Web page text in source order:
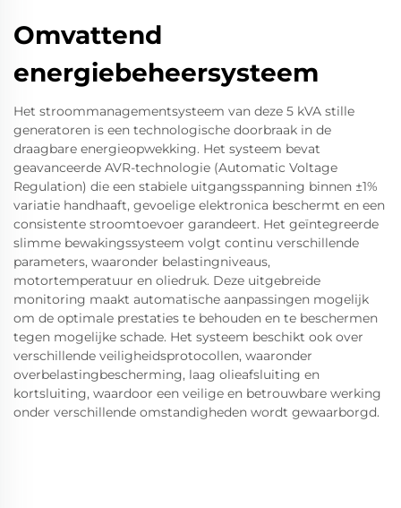
Omvattend
energiebeheersysteem
Het stroommanagementsysteem van deze 5 kVA stille
generatoren is een technologische doorbraak in de
draagbare energieopwekking. Het systeem bevat
geavanceerde AVR-technologie (Automatic Voltage
Regulation) die een stabiele uitgangsspanning binnen ±1%
variatie handhaaft, gevoelige elektronica beschermt en een
consistente stroomtoevoer garandeert. Het geïntegreerde
slimme bewakingssysteem volgt continu verschillende
parameters, waaronder belastingniveaus,
motortemperatuur en oliedruk. Deze uitgebreide
monitoring maakt automatische aanpassingen mogelijk
om de optimale prestaties te behouden en te beschermen
tegen mogelijke schade. Het systeem beschikt ook over
verschillende veiligheidsprotocollen, waaronder
overbelastingbescherming, laag olieafsluiting en
kortsluiting, waardoor een veilige en betrouwbare werking
onder verschillende omstandigheden wordt gewaarborgd.